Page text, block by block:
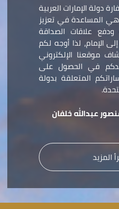
دولة الإمارات العربية
المساعدة في تعزيز
ودفع علاقات الصداقة
إلى الإمام، لذا أوجه لكم
موقعنا الإلكتروني
في الحصول على
المتعلقة بدولة
عبدالله خلفان
المزيد